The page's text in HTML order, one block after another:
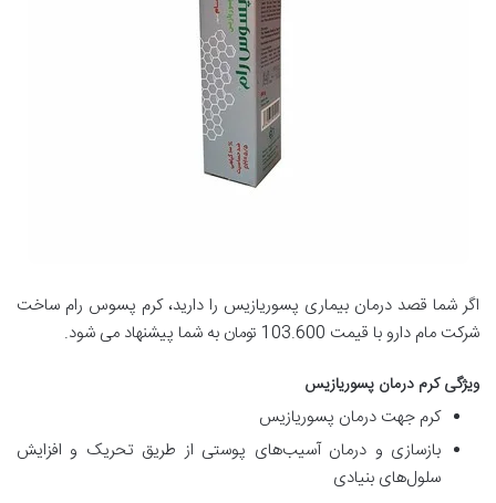
اگر شما قصد درمان بیماری پسوریازیس را دارید، کرم پسوس رام ساخت
شرکت مام دارو با قیمت 103.600 تومان به شما پیشنهاد می شود.
ویژگی کرم درمان پسوریازیس
کرم جهت درمان پسوریازیس
بازسازی و درمان آسیب‌های پوستی از طریق تحریک و افزایش
سلول‌های بنیادی